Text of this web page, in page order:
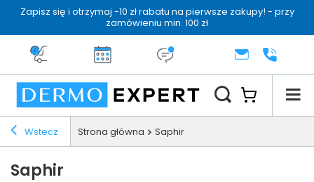
Zapisz się i otrzymaj -10 zł rabatu na pierwsze zakupy! - przy
zamówieniu min. 100 zł
Darmowa dostawa od 199 zł
14 dni na zwrotDermo konsultacjaKONTAKT+48 222
Wstecz Strona główna Saphir
Saphir